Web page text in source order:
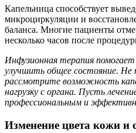
Капельница способствует
микроциркуляции и
баланса. Многие пациенты
несколько часов после
Инфузионная терапия
улучшить общее состояние.
рассмотрите возможность
нагрузку с органа. Пусть
профессиональным и
Изменение цвета кожи и